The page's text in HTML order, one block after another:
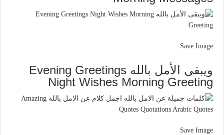
Save Image
ويبقى الأمل بالله Evening Greetings
Night Wishes Morning Greeting
Save Image